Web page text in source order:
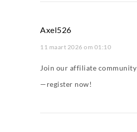
Axel526
11 maart 2026 om 01:10
Join our affiliate
—register now!